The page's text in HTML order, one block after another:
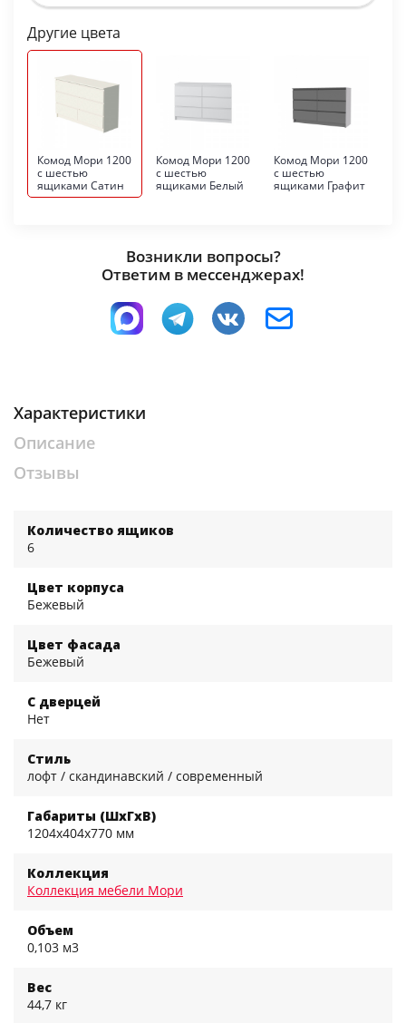
Другие цвета
Комод Мори 1200
с шестью
ящиками Сатин
Комод Мори 1200
с шестью
ящиками Белый
Комод Мори 1200
с шестью
ящиками Графит
Возникли вопросы?
Ответим в мессенджерах!
Характеристики
Описание
Отзывы
Количество ящиков
6
Цвет корпуса
Бежевый
Цвет фасада
Бежевый
С дверцей
Нет
Стиль
лофт / скандинавский / современный
Габариты (ШхГхВ)
1204x404x770 мм
Коллекция
Коллекция мебели Мори
Объем
0,103 м3
Вес
44,7 кг